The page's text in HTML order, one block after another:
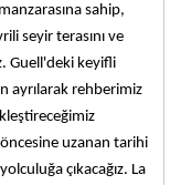
sahip,
seyir terasını ve
Guell'deki keyifli
ayrılarak rehberimiz
uzanan tarihi
çıkacağız. La